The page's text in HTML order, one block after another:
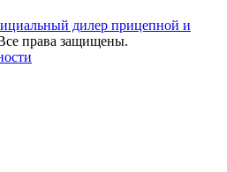
дилер прицепной и
права защищены.